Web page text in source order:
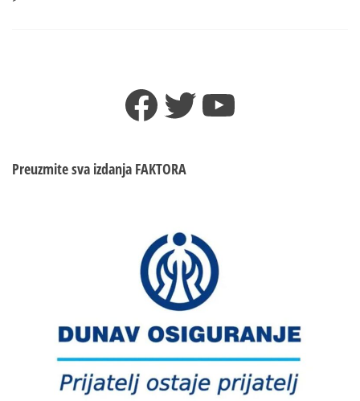
Facebook
TwitterYouTube
Preuzmite sva izdanja FAKTORA